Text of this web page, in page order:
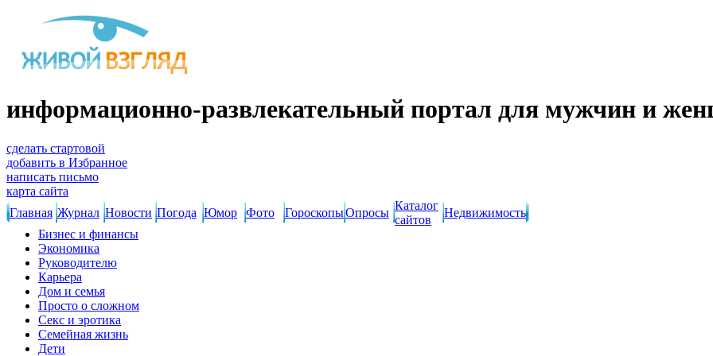
информационно-развлекательный портал для мужчин и
сделать стартовой
добавить в Избранное
написать письмо
карта сайта
Главная Журнал Новости Погода Юмор Фото ГороскопыОпросы
Каталог
сайтов
Недвижимость
Бизнес и финансы
Экономика
Руководителю
Карьера
Дом и семья
Просто о сложном
Секс и эротика
Семейная жизнь
Дети